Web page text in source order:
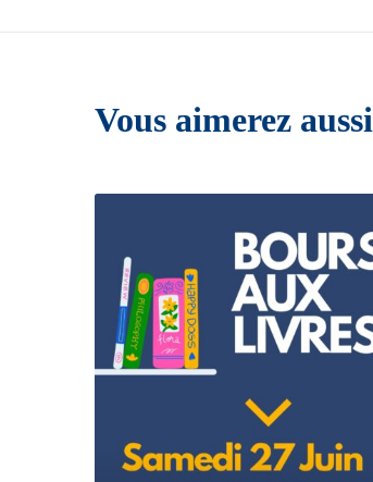
Vous aimerez aussi